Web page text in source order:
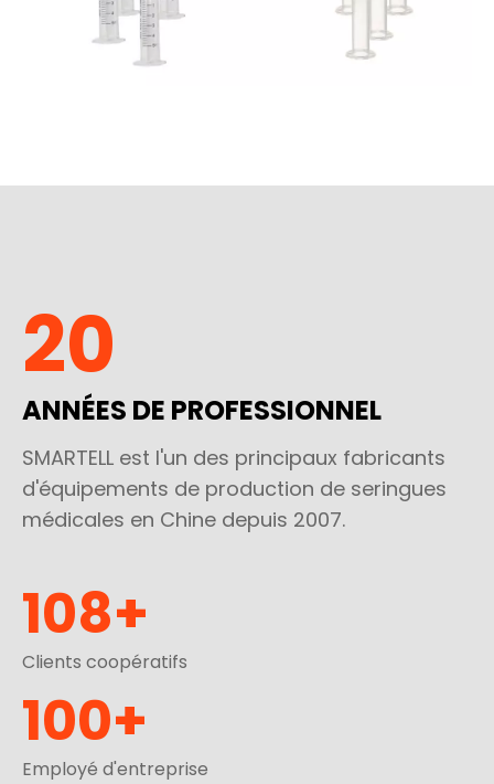
20
ANNÉES DE PROFESSIONNEL
SMARTELL est l'un des principaux fabricants
d'équipements de production de seringues
médicales en Chine depuis 2007.
108+
Clients coopératifs
100+
Employé d'entreprise